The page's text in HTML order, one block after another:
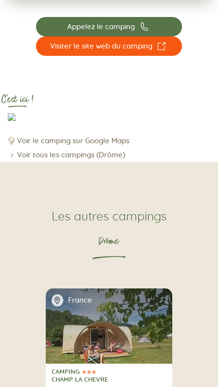
Appelez le camping 📞
Visiter le site web du camping ☐
C'est ici !
Voir le camping sur Google Maps
Voir tous les campings (Drôme)
Les autres campings
Drôme
📍 France
3 Étoiles
CAMPING
CAMPING
CHAMP LA CHEVRE